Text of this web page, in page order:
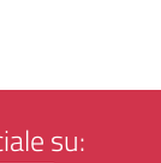
su: